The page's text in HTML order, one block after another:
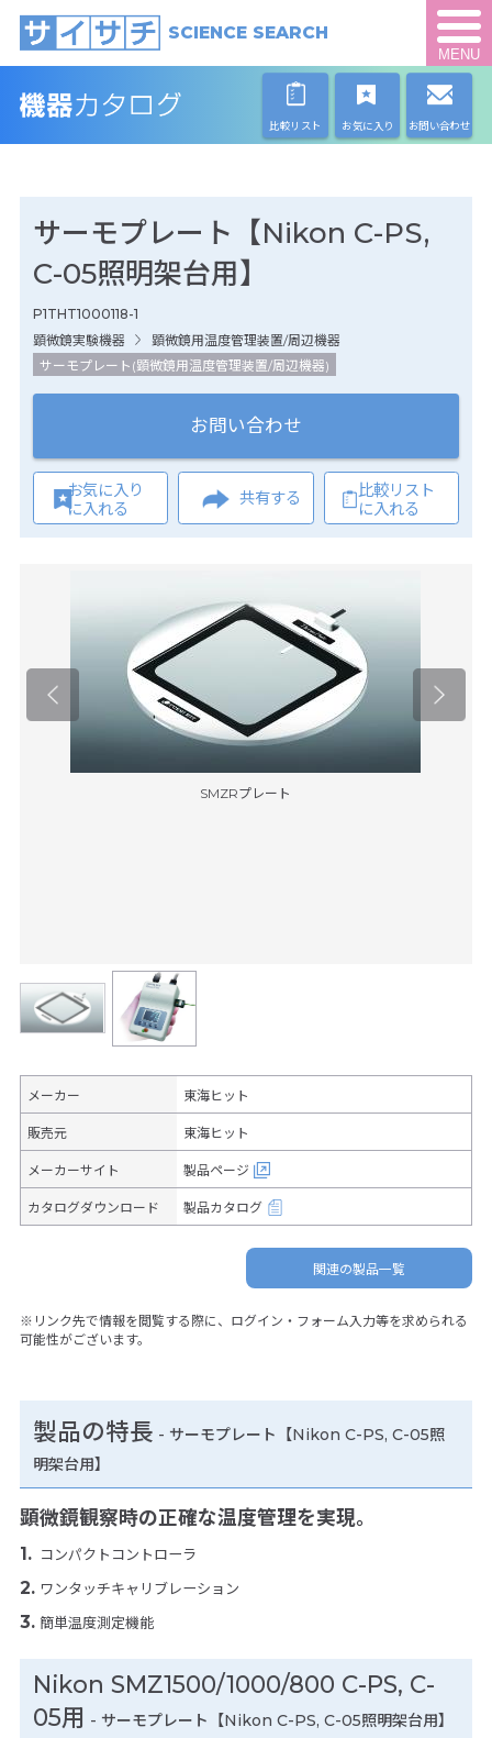
SCIENCE SEARCH
MENU
比較リスト お気に入り お問い合わせ
サーモプレート【Nikon C-PS,
C-05照明架台用】
P1THT1000118-1
顕微鏡実験機器
顕微鏡用温度管理装置/周辺機器
サーモプレート(顕微鏡用温度管理装置/周辺機器)
お問い合わせ
お気に入り
に入れる
共有する
比較リスト
に入れる
SMZRプレート
メーカー 東海ヒット
販売元 東海ヒット
メーカーサイト 製品ページ
カタログダウンロード 製品カタログ
関連の製品一覧
※リンク先で情報を閲覧する際に、ログイン・フォーム入力等を求められる
可能性がございます。
製品の特長 - サーモプレート【Nikon C-PS, C-05照
明架台用】
顕微鏡観察時の正確な温度管理を実現。
コンパクトコントローラ
ワンタッチキャリブレーション
簡単温度測定機能
Nikon SMZ1500/1000/800 C-PS, C-
05用 - サーモプレート【Nikon C-PS, C-05照明架台用】